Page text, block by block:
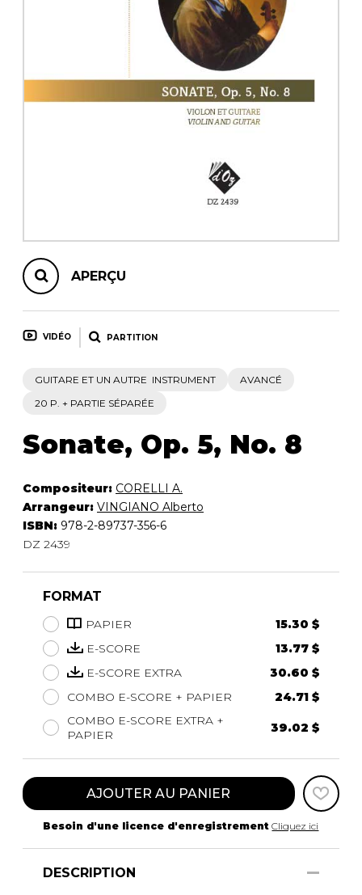
AUTRES PRODUITS
APERÇU
VIDÉO PARTITION
GUITARE ET UN AUTRE INSTRUMENT
AVANCÉ
20 P. + PARTIE SÉPARÉE
Sonate, Op. 5, No. 8
Compositeur: CORELLI A.
Arrangeur: VINGIANO Alberto
ISBN: 978-2-89737-356-6
DZ 2439
FORMAT
PAPIER
15.30 $
E-SCORE
13.77 $
E-SCORE EXTRA
30.60 $
COMBO E-SCORE + PAPIER
24.71 $
COMBO E-SCORE EXTRA +
PAPIER
39.02 $
AJOUTER AU PANIER
Besoin d'une licence d'enregistrement Cliquez ici
DESCRIPTION